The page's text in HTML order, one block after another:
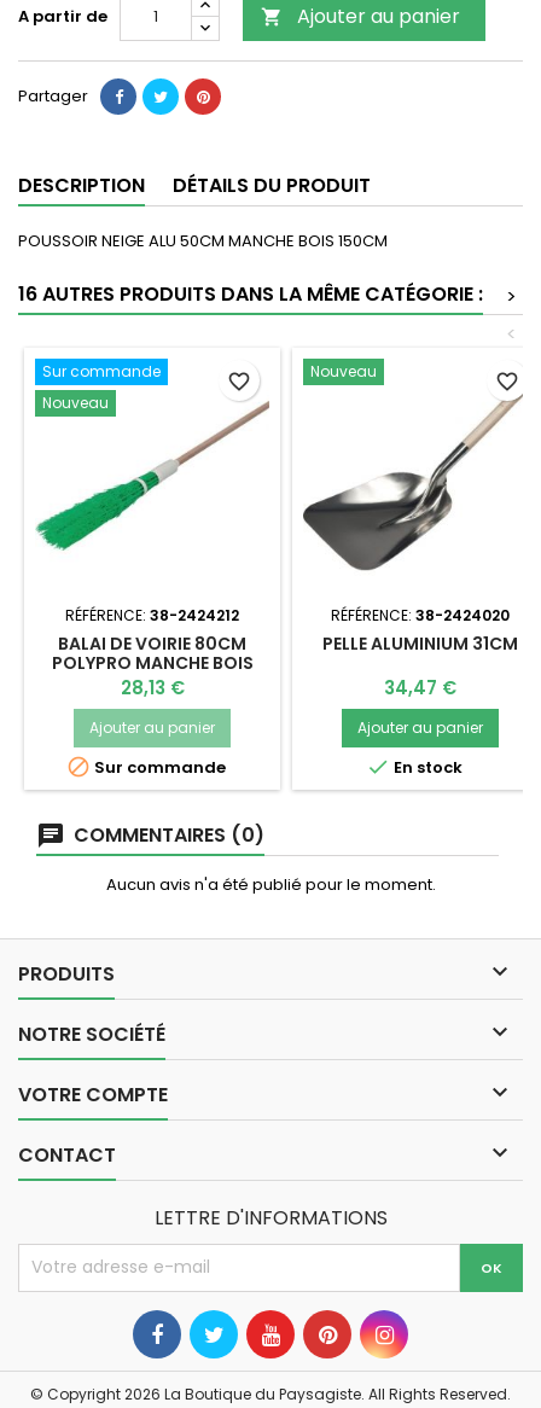
A partir de  Ajouter au panier
Partager
DESCRIPTION DÉTAILS DU PRODUIT
POUSSOIR NEIGE ALU 50CM MANCHE BOIS 150CM
16 AUTRES PRODUITS DANS LA MÊME CATÉGORIE :
>
<
Sur commande
Nouveau
RÉFÉRENCE: 38-2424212
BALAI DE VOIRIE 80CM
POLYPRO MANCHE BOIS
130CM
Prix
28,13 €
Ajouter au panier
 Sur commande
favorite_border Nouveau
RÉFÉRENCE: 38-2424020
PELLE ALUMINIUM 31CM
Prix
34,47 €
Ajouter au panier
 En stock
favorite_border
COMMENTAIRES (0)
Aucun avis n'a été publié pour le moment.
PRODUITS 
NOTRE SOCIÉTÉ 
VOTRE COMPTE 
CONTACT 
LETTRE D'INFORMATIONS
© Copyright 2026 La Boutique du Paysagiste. All Rights Reserved.